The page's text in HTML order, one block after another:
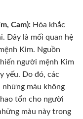
Cam):Hỏa khắc
Đây là mối quan hệ
Kim. Nguồn
người mệnh Kim
yếu. Do đó, các
màu không
tổn cho người
màu này trong